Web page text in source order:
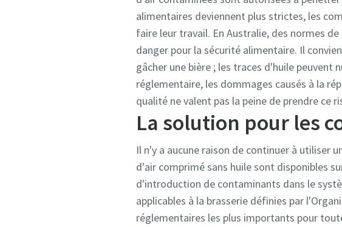
alimentaires deviennent plus strictes, les
faire leur travail. En Australie, des normes
danger pour la sécurité alimentaire. Il
gâcher une bière ; les traces d'huile
réglementaire, les dommages causés à la
qualité ne valent pas la peine de prendre ce
La solution pour les
Il n'y a aucune raison de continuer à utiliser
d'air comprimé sans huile sont disponibles
d'introduction de contaminants dans le
applicables à la brasserie définies par
réglementaires les plus importants pour